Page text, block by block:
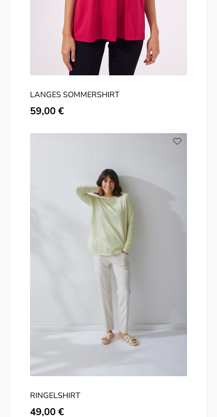
LANGES SOMMERSHIRT
Regulärer Preis:
59,00 €
RINGELSHIRT
Regulärer Preis:
49,00 €